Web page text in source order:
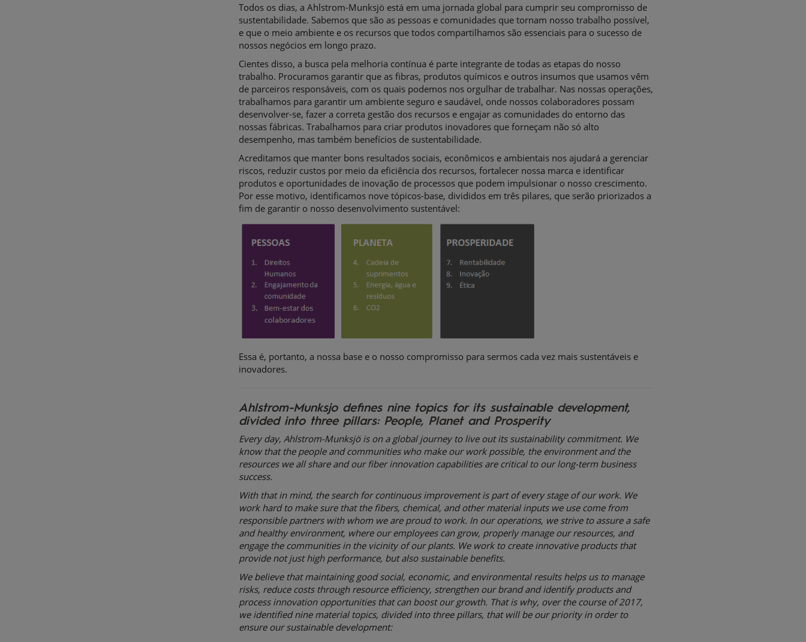
Todos os dias, a Ahlstrom-Munksjö está em uma jornada global para cumprir seu compromisso de
sustentabilidade. Sabemos que são as pessoas e comunidades que tornam nosso trabalho possível,
e que o meio ambiente e os recursos que todos compartilhamos são essenciais para o sucesso de
nossos negócios em longo prazo.
Cientes disso, a busca pela melhoria contínua é parte integrante de todas as etapas do nosso
trabalho. Procuramos garantir que as fibras, produtos químicos e outros insumos que usamos vêm
de parceiros responsáveis, ​​com os quais podemos nos orgulhar de trabalhar. Nas nossas operações,
trabalhamos para garantir um ambiente seguro e saudável, onde nossos colaboradores possam
desenvolver-se, fazer a correta gestão dos recursos e engajar as comunidades do entorno das
nossas fábricas. Trabalhamos para criar produtos inovadores que forneçam não só alto
desempenho, mas também benefícios de sustentabilidade.
Acreditamos que manter bons resultados sociais, econômicos e ambientais nos ajudará a gerenciar
riscos, reduzir custos por meio da eficiência dos recursos, fortalecer nossa marca e identificar
produtos e oportunidades de inovação de processos que podem impulsionar o nosso crescimento.
Por esse motivo, identificamos nove tópicos-base, divididos em três pilares, que serão priorizados a
fim de garantir o nosso desenvolvimento sustentável:
Essa é, portanto, a nossa base e o nosso compromisso para sermos cada vez mais sustentáveis e
inovadores.
Ahlstrom-Munksjo defines nine topics for its sustainable development,
divided into three pillars: People, Planet and Prosperity
Every day, Ahlstrom-Munksjö is on a global journey to live out its sustainability commitment. We
know that the people and communities who make our work possible, the environment and the
resources we all share and our fiber innovation capabilities are critical to our long-term business
success.
With that in mind, the search for continuous improvement is part of every stage of our work. We
work hard to make sure that the fibers, chemical, and other material inputs we use come from
responsible partners with whom we are proud to work. In our operations, we strive to assure a safe
and healthy environment, where our employees can grow, properly manage our resources, and
engage the communities in the vicinity of our plants. We work to create innovative products that
provide not just high performance, but also sustainable benefits.
We believe that maintaining good social, economic, and environmental results helps us to manage
risks, reduce costs through resource efficiency, strengthen our brand and identify products and
process innovation opportunities that can boost our growth. That is why, over the course of 2017,
we identified nine material topics, divided into three pillars, that will be our priority in order to
ensure our sustainable development: